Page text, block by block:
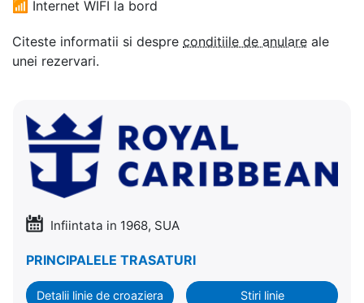
📶 Internet WIFI la bord
Citeste informatii si despre conditiile de anulare ale
unei rezervari.
Infiintata in 1968, SUA
PRINCIPALELE TRASATURI
Detalii linie de croaziera Stiri linie